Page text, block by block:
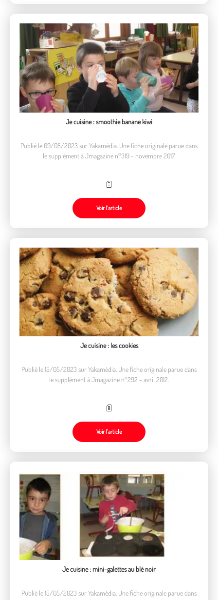
Je cuisine : smoothie banane kiwi
Publié le 09/05/2023 sur Yakamédia. Une fiche originale parue dans
le supplément à Jmagazine n°319 - novembre 2017.
Voir l’article
Je cuisine : les cookies
Publié le 15/05/2023 sur Yakamédia. Une fiche originale parue dans
le supplément à Jmagazine n°292 - avril 2012.
Voir l’article
Je cuisine : mini-galettes au blé noir
Publié le 15/05/2023 sur Yakamédia. Une fiche originale parue dans